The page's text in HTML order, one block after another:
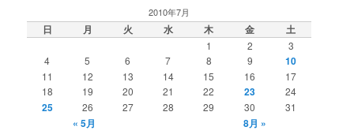
2010年7月
日 月 火 水 木 金 土
1 2
3
4
5 6 7 8 9 10
11 12 13 14 15 16
17
18
19 20 21 22 23 24
25 26 27 28 29 30 31
« 5月 8月 »